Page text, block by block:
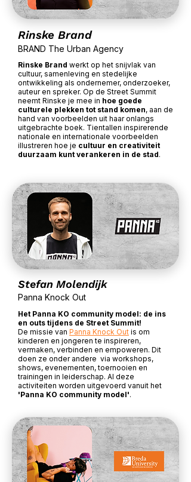
Rinske Brand
BRAND The Urban Agency
Rinske Brand werkt op het snijvlak van
cultuur, samenleving en stedelijke
ontwikkeling als ondernemer, onderzoeker,
auteur en spreker. Op de Street Summit
neemt Rinske je mee in hoe goede
culturele plekken tot stand komen, aan de
hand van voorbeelden uit haar onlangs
uitgebrachte boek. Tientallen inspirerende
nationale en internationale voorbeelden
illustreren hoe je cultuur en creativiteit
duurzaam kunt verankeren in de stad.
Stefan Molendijk
Panna Knock Out
Het Panna KO community model: de ins
en outs tijdens de Street Summit!
De missie van Panna Knock Out is om
kinderen en jongeren te inspireren,
vermaken, verbinden en empoweren. Dit
doen ze onder andere via workshops,
shows, evenementen, toernooien en
trainingen in leiderschap. Al deze
activiteiten worden uitgevoerd vanuit het
'Panna KO community model'.